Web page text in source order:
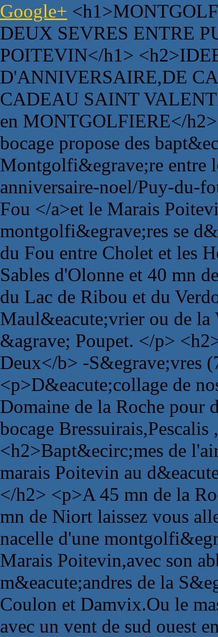
Google+
DEUX SEVRES ENTRE
POITEVIN</h1>
D'ANNIVERSAIRE,DE
CADEAU SAINT
en MONTGOLFIERE</
bocage propose des
Montgolfi&egrave;re entre
anniversaire-noel/Puy-du-
Fou </a>et le Marais
montgolfi&egrave;res se
du Fou entre Cholet et les
Sables d'Olonne et 40 mn
du Lac de Ribou et du
Maul&eacute;vrier ou de la
&agrave; Poupet. </p>
Deux</b> -S&egrave;vres
<p>D&eacute;collage de
Domaine de la Roche pour
bocage
<h2>Bapt&ecirc;mes de
marais Poitevin au
</h2> <p>A 45 mn de la
mn de Niort laissez vous
nacelle d'une
Marais Poitevin,avec son
m&eacute;andres de la
Coulon et Damvix.Ou le
avec un vent de sud ouest